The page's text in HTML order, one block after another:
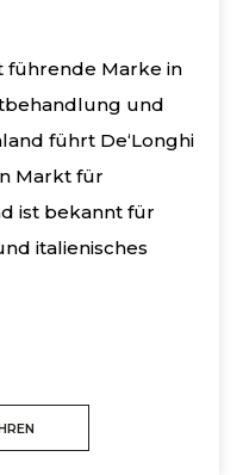
führende Marke in
und
führt De‘Longhi
Markt für
ist bekannt für
italienisches